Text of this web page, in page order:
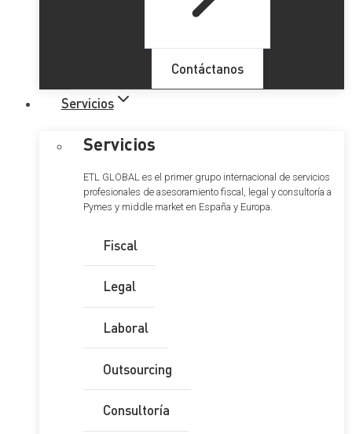
Contáctanos
Servicios
Servicios
ETL GLOBAL es el primer grupo internacional de servicios
profesionales de asesoramiento fiscal, legal y consultoría a
Pymes y middle market en España y Europa.
Fiscal
Legal
Laboral
Outsourcing
Consultoría